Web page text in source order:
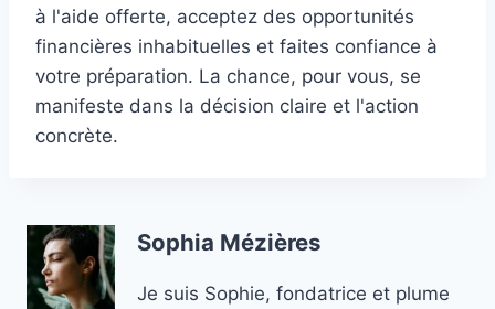
à l'aide offerte, acceptez des opportunités
financières inhabituelles et faites confiance à
votre préparation. La chance, pour vous, se
manifeste dans la décision claire et l'action
concrète.
Sophia Mézières
Je suis Sophie, fondatrice et plume